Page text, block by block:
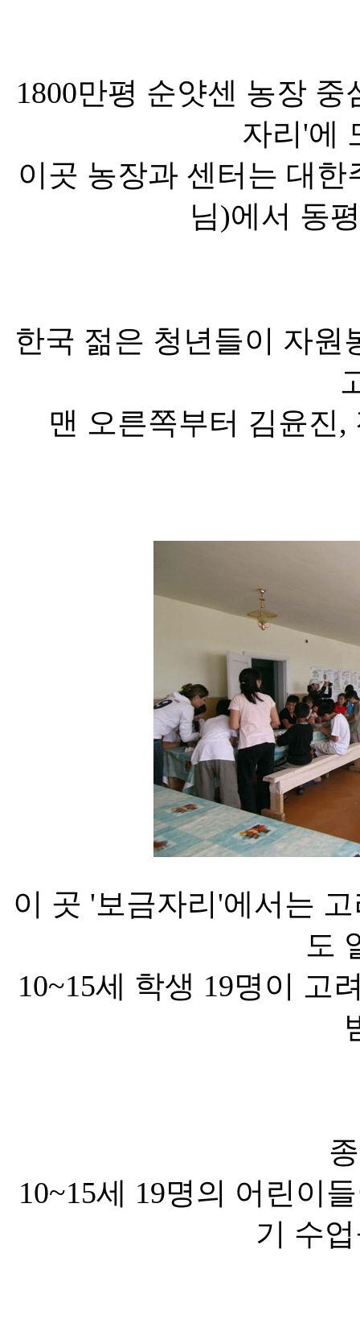
1800만평 순얏센 농장
자리'에
이곳 농장과 센터는 대
님)에서 동
한국 젊은 청년들이 자원
맨 오른쪽부터 김윤진
이 곳 '보금자리'에서는
도
10~15세 학생 19명이 고
10~15세 19명의 어린이
기 수